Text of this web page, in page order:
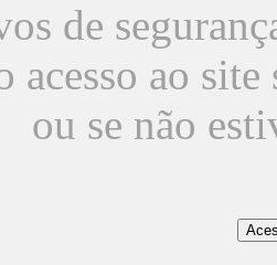
de
acesso ao
ou se não